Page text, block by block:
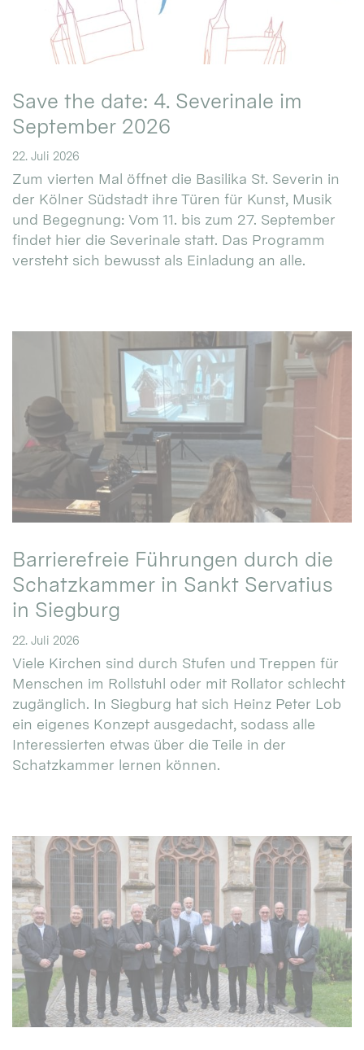
Save the date: 4. Severinale im
September 2026
22. Juli 2026
Zum vierten Mal öffnet die Basilika St. Severin in
der Kölner Südstadt ihre Türen für Kunst, Musik
und Begegnung: Vom 11. bis zum 27. September
findet hier die Severinale statt. Das Programm
versteht sich bewusst als Einladung an alle.
Barrierefreie Führungen durch die
Schatzkammer in Sankt Servatius
in Siegburg
22. Juli 2026
Viele Kirchen sind durch Stufen und Treppen für
Menschen im Rollstuhl oder mit Rollator schlecht
zugänglich. In Siegburg hat sich Heinz Peter Lob
ein eigenes Konzept ausgedacht, sodass alle
Interessierten etwas über die Teile in der
Schatzkammer lernen können.